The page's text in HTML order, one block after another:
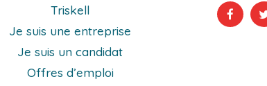
Triskell
Je suis une entreprise
Je suis un candidat
Offres d’emploi